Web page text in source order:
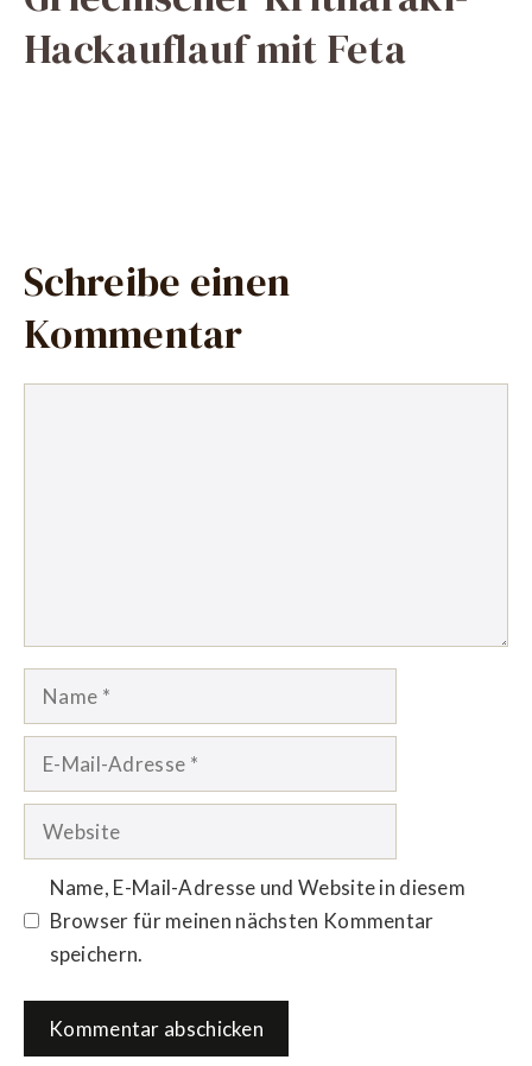
Hackauflauf mit Feta
Schreibe einen
Kommentar
Name
Website
Name, E-Mail-Adresse und Website in diesem
Browser für meinen nächsten Kommentar
speichern.